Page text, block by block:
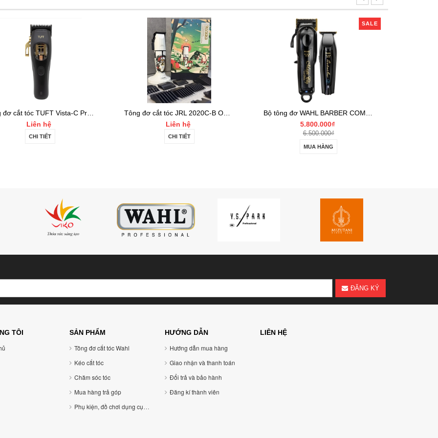
Liên hệ
CHI TIẾT
5.800.000₫
6.500.000₫
SALE
3.350.000₫
3.950.000₫
MUA HÀNG
ĐĂNG KÝ
TÔI SẢN PHẨM
Tông đơ cắt tóc Wahl
Kéo cắt tóc
Chăm sóc tóc
Mua hàng trả góp
Phụ kiện, đồ chơi dụng cụ tóc
HƯỚNG DẪN
Hướng dẫn mua hàng
Giao nhận và thanh toán
Đổi trả và bảo hành
Đăng kí thành viên
LIÊN HỆ